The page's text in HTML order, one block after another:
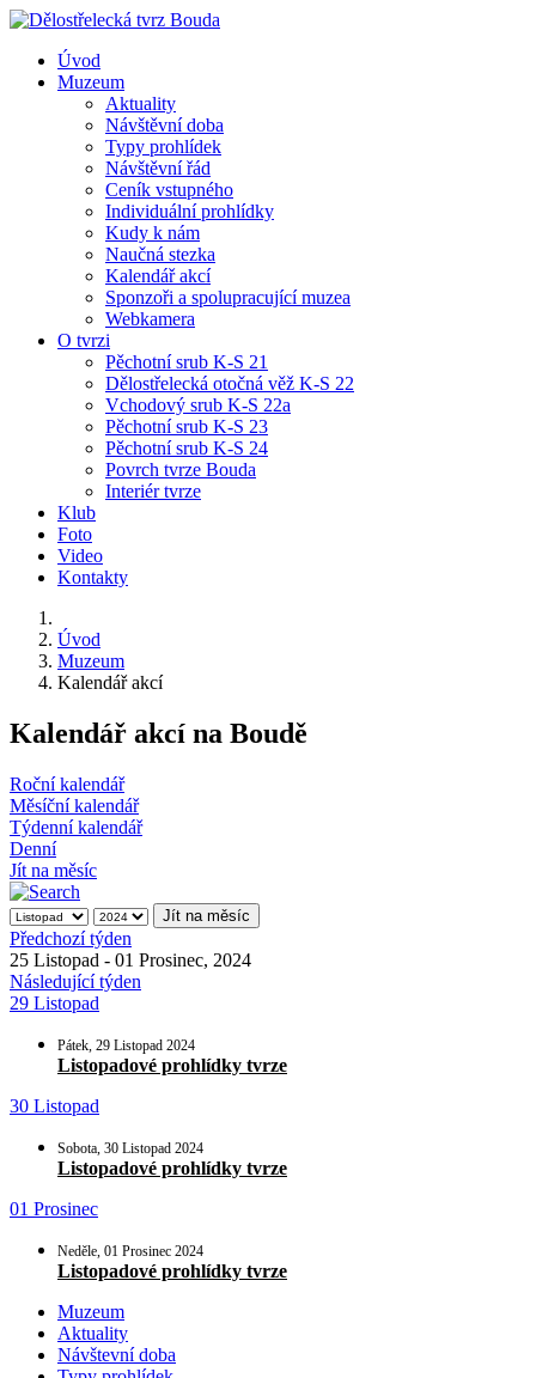
Úvod
Muzeum
Aktuality
Návštěvní doba
Typy prohlídek
Návštěvní řád
Ceník vstupného
Individuální prohlídky
Kudy k nám
Naučná stezka
Kalendář akcí
Sponzoři a spolupracující muzea
Webkamera
O tvrzi
Pěchotní srub K-S 21
Dělostřelecká otočná věž K-S 22
Vchodový srub K-S 22a
Pěchotní srub K-S 23
Pěchotní srub K-S 24
Povrch tvrze Bouda
Interiér tvrze
Klub
Foto
Video
Kontakty
Úvod
Muzeum
Kalendář akcí
Kalendář akcí na Boudě
Roční kalendář
Měsíční kalendář
Týdenní kalendář
Denní
Jít na měsíc
Jít na měsíc
Předchozí týden
25 Listopad - 01 Prosinec, 2024
Následující týden
29 Listopad
Pátek, 29 Listopad 2024
Listopadové prohlídky tvrze
30 Listopad
Sobota, 30 Listopad 2024
Listopadové prohlídky tvrze
01 Prosinec
Neděle, 01 Prosinec 2024
Listopadové prohlídky tvrze
Muzeum
Aktuality
Návštevní doba